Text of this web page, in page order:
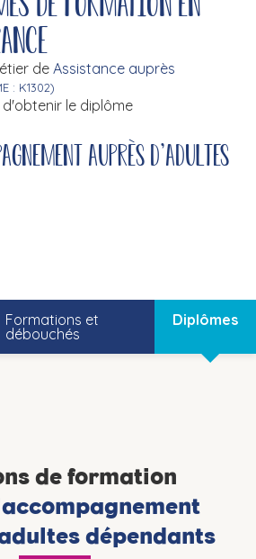
de Assistance auprès
: K1302)
le diplôme
auprès d'adultes
Formations et
débouchés
Diplômes
de formation
dépendants